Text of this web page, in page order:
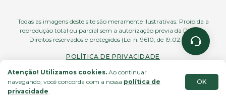
Todas as imagens deste site são meramente ilustrativas. Proibida a
reprodução total ou parcial sem a autorização prévia da D.Filipa.
Direitos reservados e protegidos (Lei n. 9610, de 19.02.1998)
POLÍTICA DE PRIVACIDADE
site feito por
Atenção! Utilizamos cookies. Ao continuar
navegando, você concorda com a nossa política de
privacidade.
OK